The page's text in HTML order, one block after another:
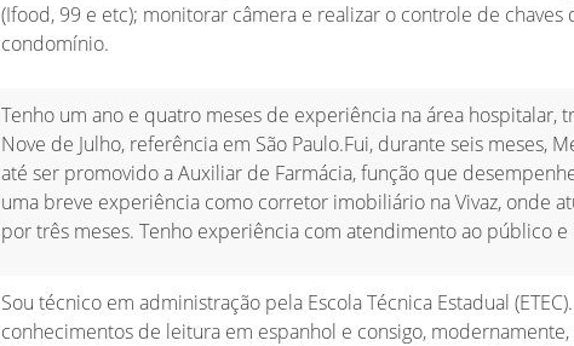
(Ifood, 99 e etc); monitorar câmera e realizar o controle de chaves
condomínio.
Tenho um ano e quatro meses de experiência na área hospitalar,
Nove de Julho, referência em São Paulo.Fui, durante seis meses,
até ser promovido a Auxiliar de Farmácia, função que
uma breve experiência como corretor imobiliário na Vivaz, onde
por três meses. Tenho experiência com atendimento ao público e
Sou técnico em administração pela Escola Técnica Estadual
conhecimentos de leitura em espanhol e consigo,